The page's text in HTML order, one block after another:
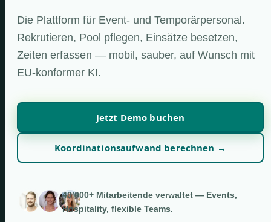
Die Plattform für Event- und Temporärpersonal.
Rekrutieren, Pool pflegen, Einsätze besetzen,
Zeiten erfassen — mobil, sauber, auf Wunsch mit
EU-konformer KI.
Jetzt Demo buchen
Koordinationsaufwand berechnen →
40’000+ Mitarbeitende verwaltet — Events,
Hospitality, flexible Teams.